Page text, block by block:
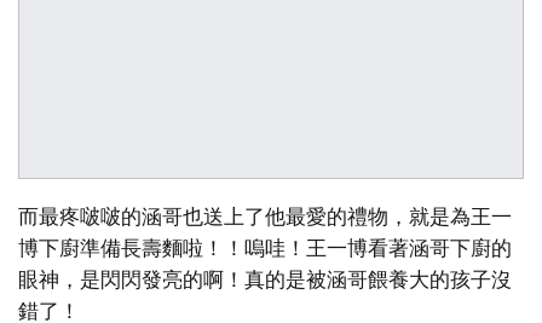
而最疼啵啵的涵哥也送上了他最愛的禮物，就是為王一
博下廚準備長壽麵啦！！嗚哇！王一博看著涵哥下廚的
眼神，是閃閃發亮的啊！真的是被涵哥餵養大的孩子沒
錯了！